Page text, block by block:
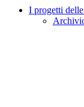
I progetti